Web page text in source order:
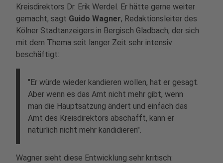
Kreisdirektors Dr. Erik Werdel. Er hätte gerne weiter
gemacht, sagt Guido Wagner, Redaktionsleiter des
Kölner Stadtanzeigers in Bergisch Gladbach, der sich
mit dem Thema seit langer Zeit sehr intensiv
beschäftigt:
"Er würde wieder kandieren wollen, hat er gesagt.
Aber wenn es das Amt nicht mehr gibt, wenn
man die Hauptsatzung ändert und einfach das
Amt des Kreisdirektors abschafft, kann er
natürlich nicht mehr kandidieren".
Wagner sieht diese Entwicklung sehr kritisch: